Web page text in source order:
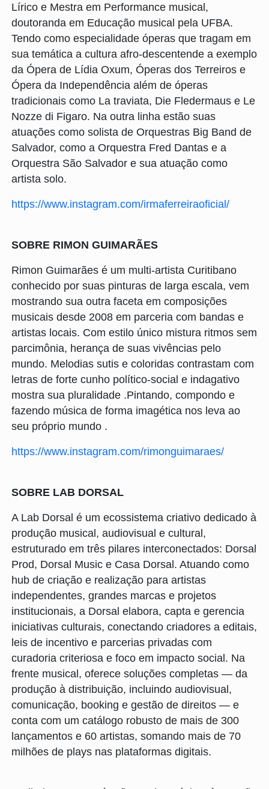
Lírico e Mestra em Performance musical,
doutoranda em Educação musical pela UFBA.
Tendo como especialidade óperas que tragam em
sua temática a cultura afro-descentende a exemplo
da Ópera de Lídia Oxum, Óperas dos Terreiros e
Ópera da Independência além de óperas
tradicionais como La traviata, Die Fledermaus e Le
Nozze di Figaro. Na outra linha estão suas
atuações como solista de Orquestras Big Band de
Salvador, como a Orquestra Fred Dantas e a
Orquestra São Salvador e sua atuação como
artista solo.
https://www.instagram.com/irmaferreiraoficial/
SOBRE RIMON GUIMARÃES
Rimon Guimarães é um multi-artista Curitibano
conhecido por suas pinturas de larga escala, vem
mostrando sua outra faceta em composições
musicais desde 2008 em parceria com bandas e
artistas locais. Com estilo único mistura ritmos sem
parcimônia, herança de suas vivências pelo
mundo. Melodias sutis e coloridas contrastam com
letras de forte cunho político-social e indagativo
mostra sua pluralidade .Pintando, compondo e
fazendo música de forma imagética nos leva ao
seu próprio mundo .
https://www.instagram.com/rimonguimaraes/
SOBRE LAB DORSAL
A Lab Dorsal é um ecossistema criativo dedicado à
produção musical, audiovisual e cultural,
estruturado em três pilares interconectados: Dorsal
Prod, Dorsal Music e Casa Dorsal. Atuando como
hub de criação e realização para artistas
independentes, grandes marcas e projetos
institucionais, a Dorsal elabora, capta e gerencia
iniciativas culturais, conectando criadores a editais,
leis de incentivo e parcerias privadas com
curadoria criteriosa e foco em impacto social. Na
frente musical, oferece soluções completas — da
produção à distribuição, incluindo audiovisual,
comunicação, booking e gestão de direitos — e
conta com um catálogo robusto de mais de 300
lançamentos e 60 artistas, somando mais de 70
milhões de plays nas plataformas digitais.